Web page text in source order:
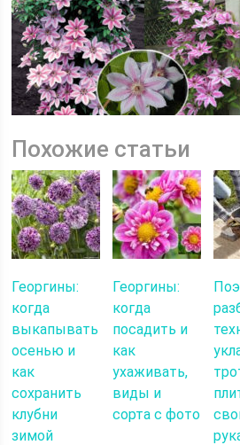
Похожие статьи
Георгины:
когда
выкапывать
осенью и
как
сохранить
клубни
зимой
Георгины:
когда
посадить и
как
ухаживать,
виды и
сорта с фото